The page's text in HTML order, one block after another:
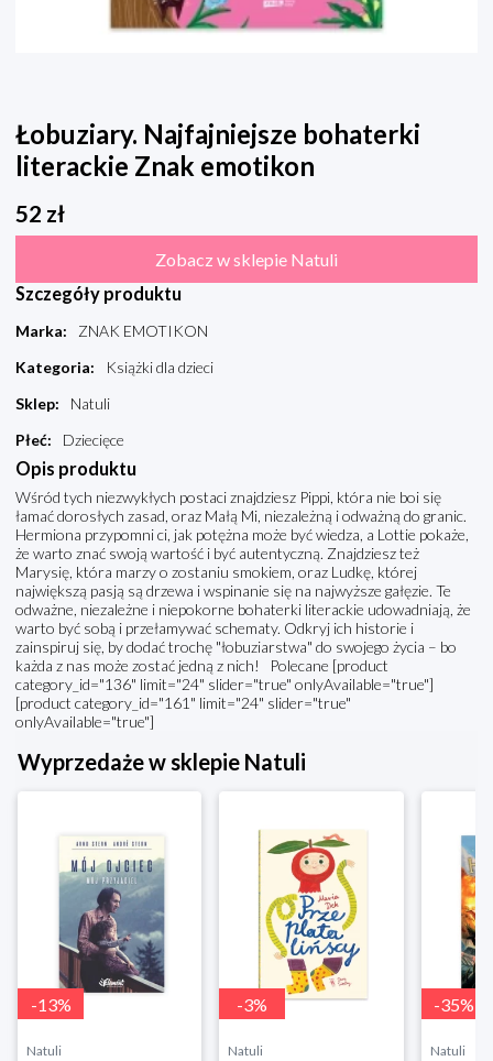
Łobuziary. Najfajniejsze bohaterki
literackie Znak emotikon
52 zł
Zobacz w sklepie Natuli
Szczegóły produktu
Marka:
ZNAK EMOTIKON
Kategoria:
Książki dla dzieci
Sklep:
Natuli
Płeć: Dziecięce
Opis produktu
Wśród tych niezwykłych postaci znajdziesz Pippi, która nie boi się
łamać dorosłych zasad, oraz Małą Mi, niezależną i odważną do granic.
Hermiona przypomni ci, jak potężna może być wiedza, a Lottie pokaże,
że warto znać swoją wartość i być autentyczną. Znajdziesz też
Marysię, która marzy o zostaniu smokiem, oraz Ludkę, której
największą pasją są drzewa i wspinanie się na najwyższe gałęzie. Te
odważne, niezależne i niepokorne bohaterki literackie udowadniają, że
warto być sobą i przełamywać schematy. Odkryj ich historie i
zainspiruj się, by dodać trochę "łobuziarstwa" do swojego życia – bo
każda z nas może zostać jedną z nich! Polecane [product
category_id="136" limit="24" slider="true" onlyAvailable="true"]
[product category_id="161" limit="24" slider="true"
onlyAvailable="true"]
Wyprzedaże w sklepie Natuli
-13%
Natuli
-3%
Natuli
-35%
Natuli